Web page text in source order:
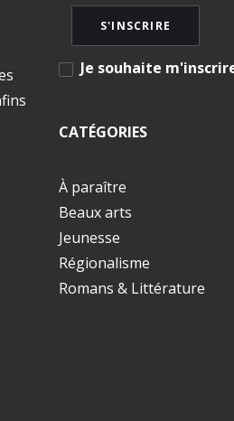
Je souhaite
CATÉGORIES
À paraître
Beaux arts
Jeunesse
Régionalisme
Romans & Littérature